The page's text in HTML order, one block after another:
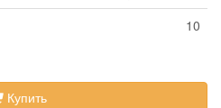
10
Купить